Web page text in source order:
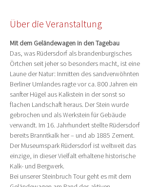
Über die Veranstaltung
Mit dem Geländewagen in den Tagebau
Das, was Rüdersdorf als brandenburgisches
Örtchen seit jeher so besonders macht, ist eine
Laune der Natur: Inmitten des sandverwöhnten
Berliner Umlandes ragte vor ca. 800 Jahren ein
sanfter Hügel aus Kalkstein in der sonst so
flachen Landschaft heraus. Der Stein wurde
gebrochen und als Werkstein für Gebäude
verwandt. Im 16. Jahrhundert stellte Rüdersdorf
bereits Branntkalk her – und ab 1885 Zement.
Der Museumspark Rüdersdorf ist weltweit das
einzige, in dieser Vielfalt erhaltene historische
Kalk- und Bergwerk.
Bei unserer Steinbruch Tour geht es mit dem